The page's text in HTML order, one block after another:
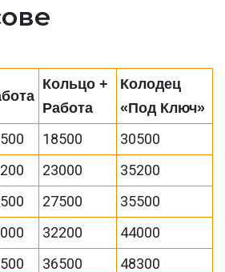
Кольцо +
Работа
Колодец
«Под Ключ»
18500
30500
23000
35200
27500
35500
32200
44000
36500
48300